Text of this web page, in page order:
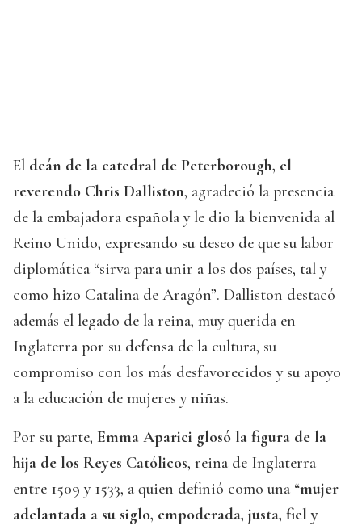
El deán de la catedral de Peterborough, el
reverendo Chris Dalliston, agradeció la presencia
de la embajadora española y le dio la bienvenida al
Reino Unido, expresando su deseo de que su labor
diplomática “sirva para unir a los dos países, tal y
como hizo Catalina de Aragón”. Dalliston destacó
además el legado de la reina, muy querida en
Inglaterra por su defensa de la cultura, su
compromiso con los más desfavorecidos y su apoyo
a la educación de mujeres y niñas.
Por su parte, Emma Aparici glosó la figura de la
hija de los Reyes Católicos, reina de Inglaterra
entre 1509 y 1533, a quien definió como una “mujer
adelantada a su siglo, empoderada, justa, fiel y